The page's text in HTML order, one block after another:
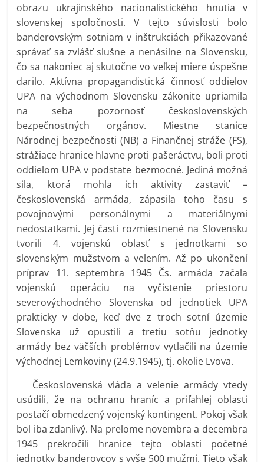
obrazu ukrajinského nacionalistického hnutia v
slovenskej spoločnosti. V tejto súvislosti bolo
banderovským sotniam v inštrukciách přikazované
správať sa zvlášť slušne a nenásilne na Slovensku,
čo sa nakoniec aj skutočne vo veľkej miere úspešne
darilo. Aktívna propagandistická činnosť oddielov
UPA na východnom Slovensku zákonite upriamila
na seba pozornosť československých
bezpečnostných orgánov. Miestne stanice
Národnej bezpečnosti (NB) a Finančnej stráže (FS),
strážiace hranice hlavne proti pašeráctvu, boli proti
oddielom UPA v podstate bezmocné. Jediná možná
sila, ktorá mohla ich aktivity zastaviť –
československá armáda, zápasila toho času s
povojnovými personálnymi a materiálnymi
nedostatkami. Jej časti rozmiestnené na Slovensku
tvorili 4. vojenskú oblasť s jednotkami so
slovenským mužstvom a velením. Až po ukončení
príprav 11. septembra 1945 Čs. armáda začala
vojenskú operáciu na vyčistenie priestoru
severovýchodného Slovenska od jednotiek UPA
prakticky v dobe, keď dve z troch sotní územie
Slovenska už opustili a tretiu sotňu jednotky
armády bez väčších problémov vytlačili na územie
východnej Lemkoviny (24.9.1945), tj. okolie Lvova.
Československá vláda a velenie armády vtedy
usúdili, že na ochranu hraníc a priľahlej oblasti
postačí obmedzený vojenský kontingent. Pokoj však
bol iba zdanlivý. Na prelome novembra a decembra
1945 prekročili hranice tejto oblasti početné
jednotky banderovcov s vyše 500 mužmi. Tieto však